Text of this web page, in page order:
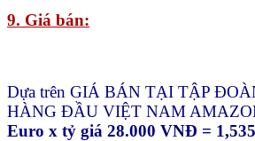
9. Giá bán:
Dựa trên GIÁ BÁN TẠI TẬP
HÀNG ĐẦU VIỆT NAM
Euro x tỷ giá 28.000 VNĐ =